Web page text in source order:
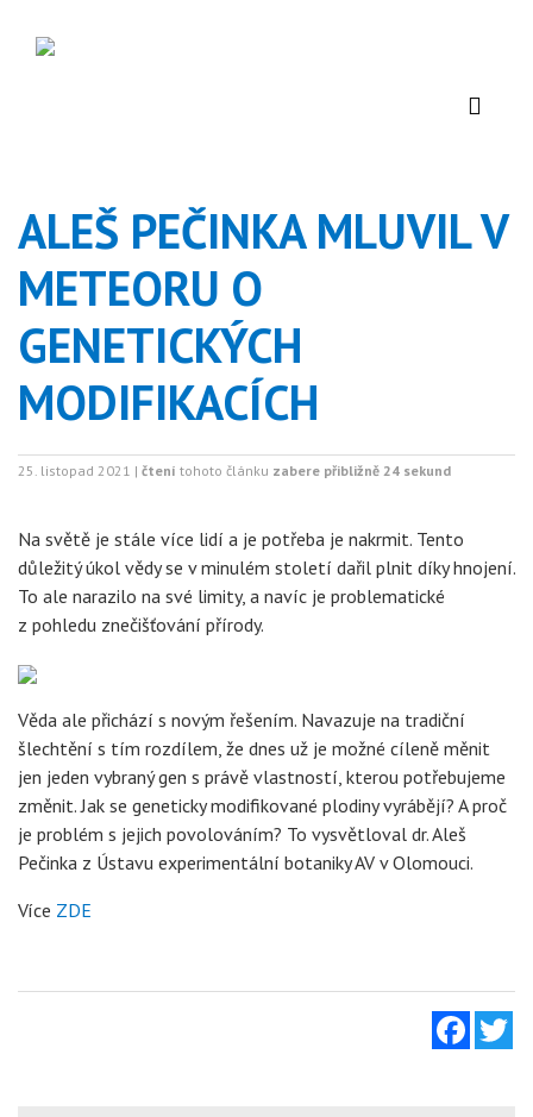
ALEŠ PEČINKA MLUVIL V
METEORU O
GENETICKÝCH
MODIFIKACÍCH
25. listopad 2021 | čtení tohoto článku zabere přibližně 24 sekund
Na světě je stále více lidí a je potřeba je nakrmit. Tento
důležitý úkol vědy se v minulém století dařil plnit díky hnojení.
To ale narazilo na své limity, a navíc je problematické
z pohledu znečišťování přírody.
Věda ale přichází s novým řešením. Navazuje na tradiční
šlechtění s tím rozdílem, že dnes už je možné cíleně měnit
jen jeden vybraný gen s právě vlastností, kterou potřebujeme
změnit. Jak se geneticky modifikované plodiny vyrábějí? A proč
je problém s jejich povolováním? To vysvětloval dr. Aleš
Pečinka z Ústavu experimentální botaniky AV v Olomouci.
Více ZDE